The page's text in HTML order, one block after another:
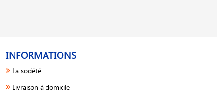
INFORMATIONS
La société
Livraison à domicile